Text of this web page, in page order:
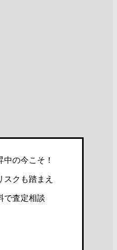
の今こそ！
スクも踏まえ
で査定相談